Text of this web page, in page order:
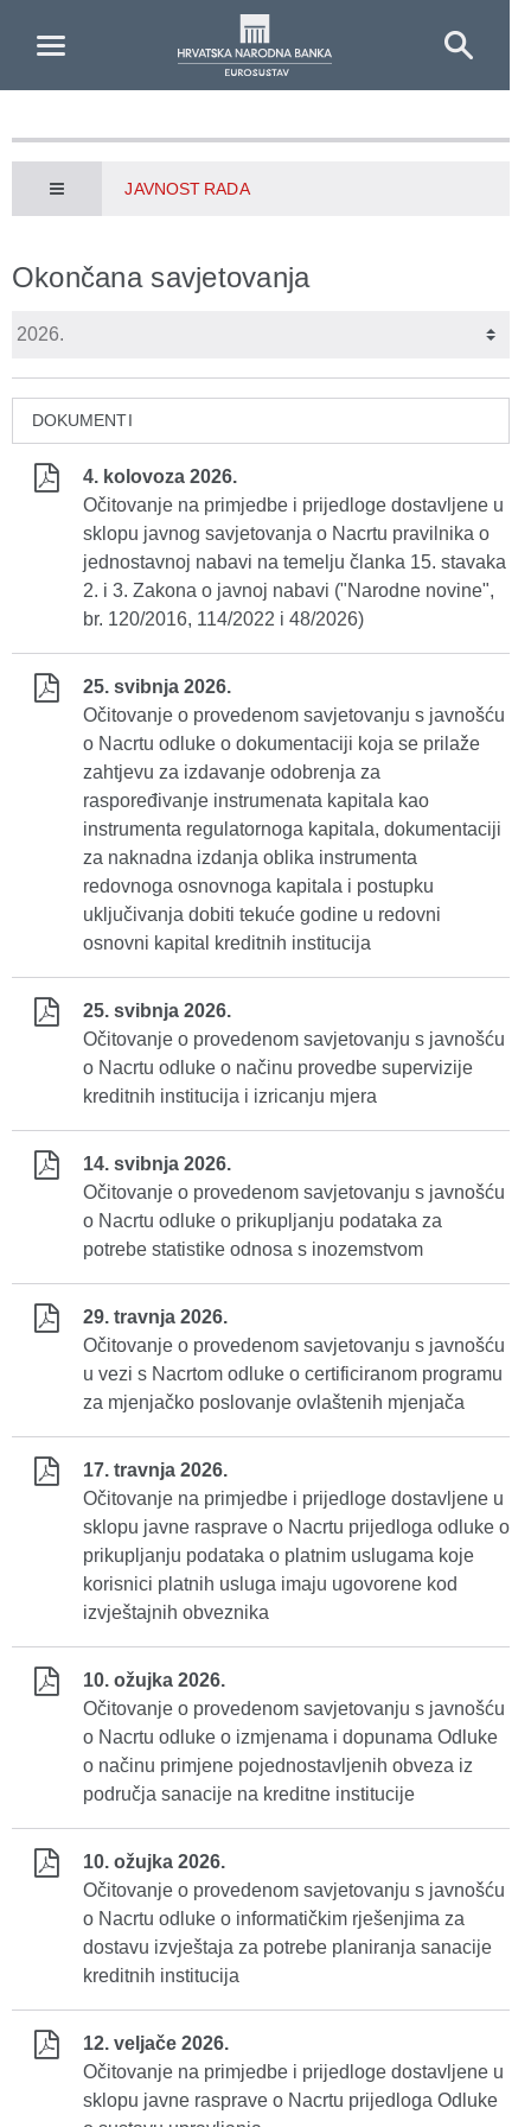
JAVNOST RADA
Okončana savjetovanja
DOKUMENTI
4. kolovoza 2026.
Očitovanje na primjedbe i prijedloge dostavljene u
sklopu javnog savjetovanja o Nacrtu pravilnika o
jednostavnoj nabavi na temelju članka 15. stavaka
2. i 3. Zakona o javnoj nabavi ("Narodne novine",
br. 120/2016, 114/2022 i 48/2026)
25. svibnja 2026.
Očitovanje o provedenom savjetovanju s javnošću
o Nacrtu odluke o dokumentaciji koja se prilaže
zahtjevu za izdavanje odobrenja za
raspoređivanje instrumenata kapitala kao
instrumenta regulatornoga kapitala, dokumentaciji
za naknadna izdanja oblika instrumenta
redovnoga osnovnoga kapitala i postupku
uključivanja dobiti tekuće godine u redovni
osnovni kapital kreditnih institucija
25. svibnja 2026.
Očitovanje o provedenom savjetovanju s javnošću
o Nacrtu odluke o načinu provedbe supervizije
kreditnih institucija i izricanju mjera
14. svibnja 2026.
Očitovanje o provedenom savjetovanju s javnošću
o Nacrtu odluke o prikupljanju podataka za
potrebe statistike odnosa s inozemstvom
29. travnja 2026.
Očitovanje o provedenom savjetovanju s javnošću
u vezi s Nacrtom odluke o certificiranom programu
za mjenjačko poslovanje ovlaštenih mjenjača
17. travnja 2026.
Očitovanje na primjedbe i prijedloge dostavljene u
sklopu javne rasprave o Nacrtu prijedloga odluke o
prikupljanju podataka o platnim uslugama koje
korisnici platnih usluga imaju ugovorene kod
izvještajnih obveznika
10. ožujka 2026.
Očitovanje o provedenom savjetovanju s javnošću
o Nacrtu odluke o izmjenama i dopunama Odluke
o načinu primjene pojednostavljenih obveza iz
područja sanacije na kreditne institucije
10. ožujka 2026.
Očitovanje o provedenom savjetovanju s javnošću
o Nacrtu odluke o informatičkim rješenjima za
dostavu izvještaja za potrebe planiranja sanacije
kreditnih institucija
12. veljače 2026.
Očitovanje na primjedbe i prijedloge dostavljene u
sklopu javne rasprave o Nacrtu prijedloga Odluke